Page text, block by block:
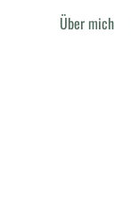
Über mich